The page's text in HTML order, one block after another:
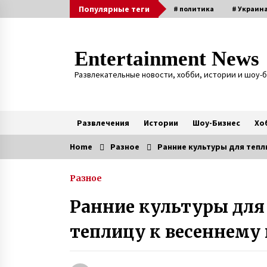
to
Популярные теги # политика # Украина
Entertainment News
Развлекательные новости, хобби, истории и шоу-
Развлечения Истории Шоу-Бизнес
Актуальные
6 лет ago
Home Разное Ранние культуры для
Разное
Ранние культуры
теплицу к